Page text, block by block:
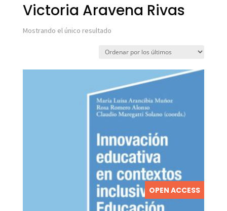
Victoria Aravena Rivas
Mostrando el único resultado
OPEN ACCESS